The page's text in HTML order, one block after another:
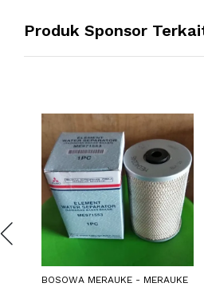
Produk Sponsor
BOSOWA MERAUKE - MERAUKE